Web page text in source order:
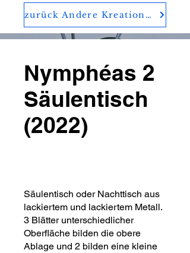
zurück Andere Kreationen
Nymphéas 2
Säulentisch
(2022)
Säulentisch oder Nachttisch aus
lackiertem und lackiertem Metall.
3 Blätter unterschiedlicher
Oberfläche bilden die obere
Ablage und 2 bilden eine kleine